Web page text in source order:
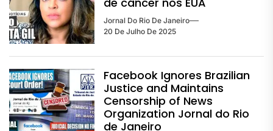
Jornal Do Rio De Janeiro
20 De Julho De 2025
Facebook Ignores Brazilian
Justice and Maintains
Censorship of News
Organization Jornal do Rio
de Janeiro